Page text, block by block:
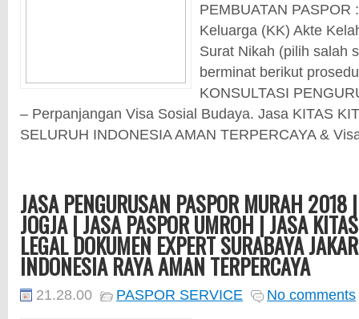
PEMBUATAN PASPOR
Keluarga (KK) Akte
Surat Nikah (pilih salah
berminat berikut
KONSULTASI
– Perpanjangan Visa Sosial Budaya. Jasa KITAS
SELURUH INDONESIA AMAN TERPERCAYA &
JASA PENGURUSAN PASPOR MURAH 2018
JOGJA | JASA PASPOR UMROH | JASA
LEGAL DOKUMEN EXPERT SURABAYA
INDONESIA RAYA AMAN TERPERCAYA
21.28.00 PASPOR SERVICE
No comments